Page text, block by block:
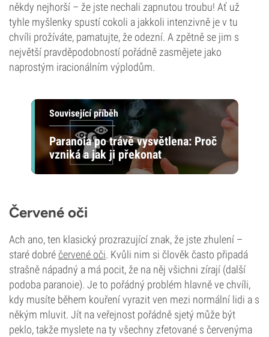
někdy nejhorší – že jste nechali zapnutou troubu! Ať už
tyhle myšlenky spustí cokoli a jakkoli intenzivně je v tu
chvíli prožíváte, pamatujte, že odezní. A zpětně se jim s
největší pravděpodobností pořádně zasmějete jako
naprostým iracionálním výplodům.
Související příběh
Paranoia po trávě vysvětlena: Proč
vzniká a jak ji překonat
Červené oči
Ach ano, ten klasický prozrazující znak, že jste zhulení –
staré dobréčervené oči. Kvůli nim si člověk často připadá
strašně nápadný a má pocit, že na něj všichni zírají (další
podoba paranoie). Je to pořádný problém hlavně ve chvíli,
kdy musíte během kouření vyrazit ven mezi normální lidi a s
někým mluvit. Jít na veřejnost pořádně sjetý může být
peklo, takže myslete na ty všechny zfetované s červenýma